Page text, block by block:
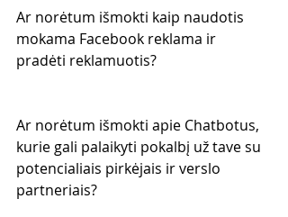
Ar norėtum išmokti kaip naudotis
mokama Facebook reklama ir
pradėti reklamuotis?
Ar norėtum išmokti apie Chatbotus,
kurie gali palaikyti pokalbį už tave su
potencialiais pirkėjais ir verslo
partneriais?